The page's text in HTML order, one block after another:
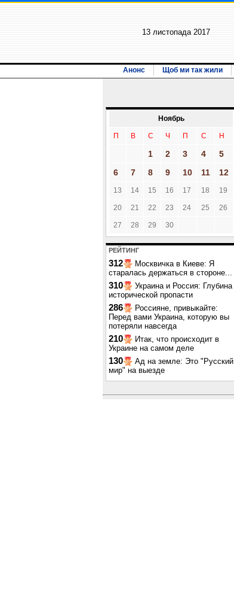
13 листопада 2017
Анонс Щоб ми так жили
Ноябрь
П В С Ч П С Н
1 2 3 4
5
6
7 8 9 10 11 12
13 14 15 16 17 18 19
20 21 22 23 24 25 26
27 28 29 30
РЕЙТИНГ
312
Москвичка в Киеве: Я
старалась держаться в стороне...
310
Украина и Россия: Глубина
исторической пропасти
286
Россияне, привыкайте:
Перед вами Украина, которую вы
потеряли навсегда
210
Итак, что происходит в
Украине на самом деле
130
Ад на земле: Это "Русский
мир" на выезде